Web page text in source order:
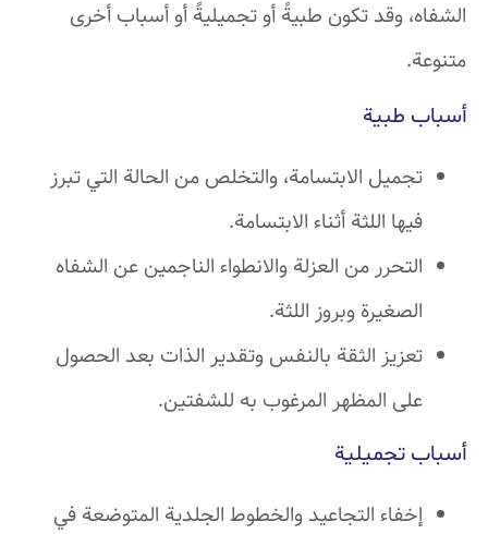
الشفاه، وقد تكون طبيةً أو تجميليةً أو أسباب أخرى
متنوعة.
أسباب طبية
تجميل الابتسامة، والتخلص من الحالة التي تبرز
فيها اللثة أثناء الابتسامة.
التحرر من العزلة والانطواء الناجمين عن الشفاه
الصغيرة وبروز اللثة.
تعزيز الثقة بالنفس وتقدير الذات بعد الحصول
على المظهر المرغوب به للشفتين.
أسباب تجميلية
إخفاء التجاعيد والخطوط الجلدية المتوضعة في